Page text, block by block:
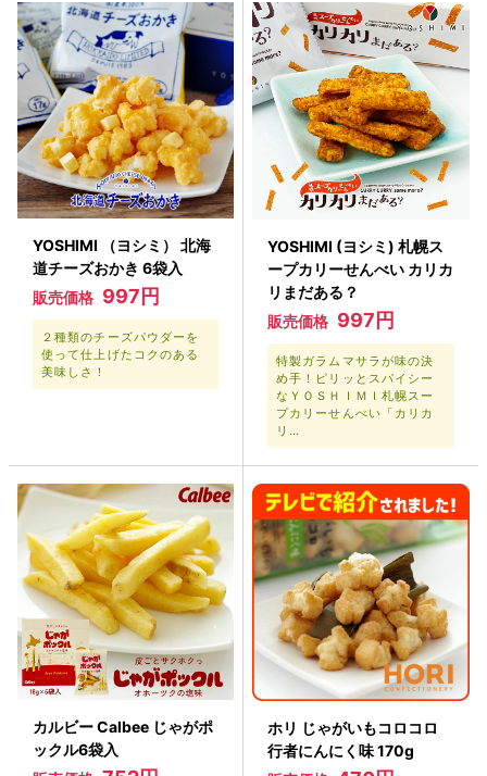
YOSHIMI （ヨシミ） 北海
道チーズおかき 6袋入
販売価格 997円
２種類のチーズパウダーを
使って仕上げたコクのある
美味しさ！
YOSHIMI (ヨシミ) 札幌ス
ープカリーせんべい カリカ
リまだある？
販売価格 997円
特製ガラムマサラが味の決
め手！ピリッとスパイシー
なＹＯＳＨＩＭＩ札幌スー
プカリーせんべい「カリカ
リ…
カルビー Calbee じゃがポ
ックル6袋入
ホリ じゃがいもコロコロ
行者にんにく味 170g